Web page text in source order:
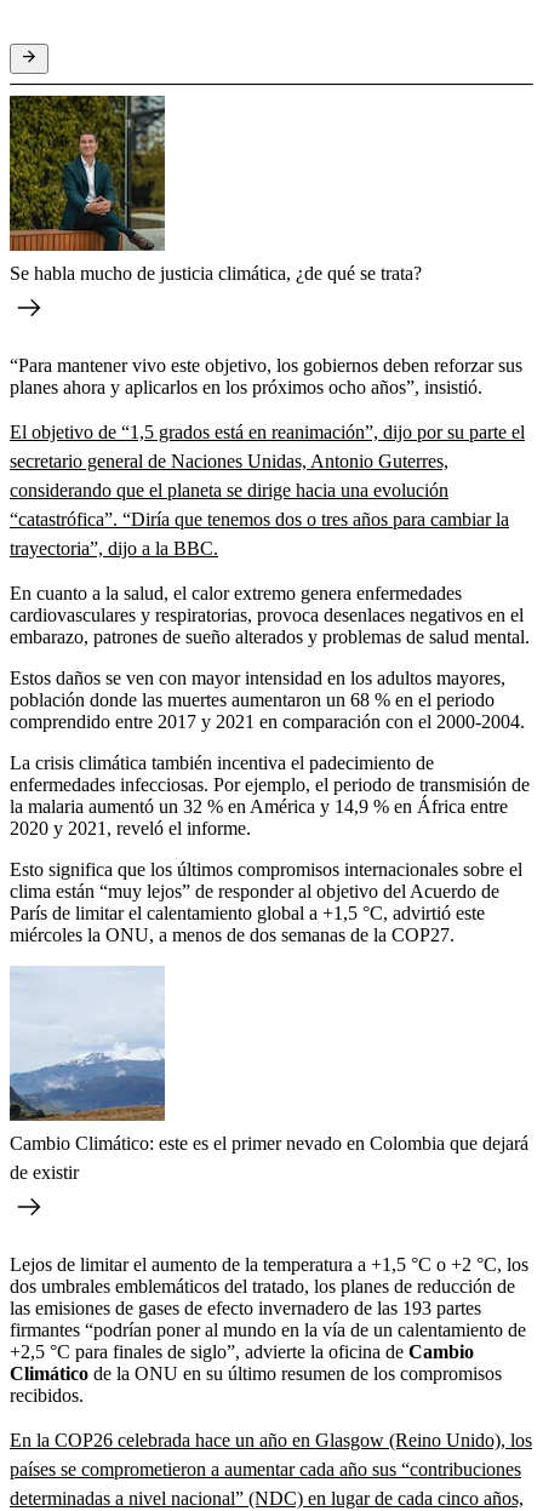
Se habla mucho de justicia climática, ¿de qué se trata?
“Para mantener vivo este objetivo, los gobiernos deben reforzar sus
planes ahora y aplicarlos en los próximos ocho años”, insistió.
El objetivo de “1,5 grados está en reanimación”, dijo por su parte el
secretario general de Naciones Unidas, Antonio Guterres,
considerando que el planeta se dirige hacia una evolución
“catastrófica”. “Diría que tenemos dos o tres años para cambiar la
trayectoria”, dijo a la BBC.
En cuanto a la salud, el calor extremo genera enfermedades
cardiovasculares y respiratorias, provoca desenlaces negativos en el
embarazo, patrones de sueño alterados y problemas de salud mental.
Estos daños se ven con mayor intensidad en los adultos mayores,
población donde las muertes aumentaron un 68 % en el periodo
comprendido entre 2017 y 2021 en comparación con el 2000-2004.
La crisis climática también incentiva el padecimiento de
enfermedades infecciosas. Por ejemplo, el periodo de transmisión de
la malaria aumentó un 32 % en América y 14,9 % en África entre
2020 y 2021, reveló el informe.
Esto significa que los últimos compromisos internacionales sobre el
clima están “muy lejos” de responder al objetivo del Acuerdo de
París de limitar el calentamiento global a +1,5 °C, advirtió este
miércoles la ONU, a menos de dos semanas de la COP27.
Cambio Climático: este es el primer nevado en Colombia que dejará
de existir
Lejos de limitar el aumento de la temperatura a +1,5 °C o +2 °C, los
dos umbrales emblemáticos del tratado, los planes de reducción de
las emisiones de gases de efecto invernadero de las 193 partes
firmantes “podrían poner al mundo en la vía de un calentamiento de
+2,5 °C para finales de siglo”, advierte la oficina de Cambio
Climático de la ONU en su último resumen de los compromisos
recibidos.
En la COP26 celebrada hace un año en Glasgow (Reino Unido), los
países se comprometieron a aumentar cada año sus “contribuciones
determinadas a nivel nacional” (NDC) en lugar de cada cinco años,